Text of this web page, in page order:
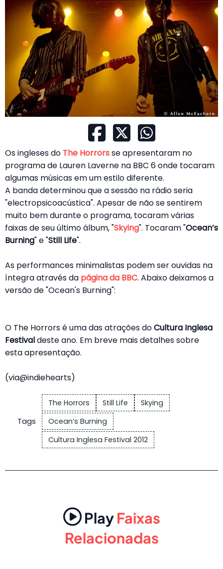
Os ingleses do The Horrorsse apresentaram no
programa de Lauren Laverne na BBC 6 onde tocaram
algumas músicas em um estilo diferente.
A banda determinou que a sessão na rádio seria
"electropsicoacústica". Apesar de não se sentirem
muito bem durante o programa, tocaram várias
faixas de seu último álbum, "Skying". Tocaram "Ocean’s
Burning" e "Still Life".
As performances minimalistas podem ser ouvidas na
íntegra através da página da BBC. Abaixo deixamos a
versão de "Ocean's Burning":
O The Horrors é uma das atrações doCultura Inglesa
Festivaldeste ano. Em breve mais detalhes sobre
esta apresentação.
(via@indiehearts)
Tags
The Horrors Still Life
Skying
Ocean’s Burning
Cultura Inglesa Festival 2012
PlayFaixas
Relacionadas